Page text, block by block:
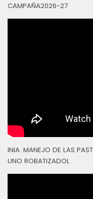
CAMPAÑA2026-27
INIA: MANEJO DE LAS
UNO ROBATIZADOL